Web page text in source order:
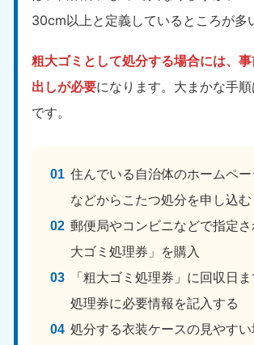
30cm以上と定義しているところが多
粗大ゴミとして処分する場合には、
出しが必要になります。大まかな手
です。
住んでいる自治体のホームペ
などからこたつ処分を申し込む
郵便局やコンビニなどで指定
大ゴミ処理券」を購入
「粗大ゴミ処理券」に回収日ま
処理券に必要情報を記入する
処分する衣装ケースの見やすい
9:00〜19:00 年中無休
大阪府
050-1881-5250
9:00〜19:00 年中無休
兵
050-1881-5249
9:00〜19:00 年中無休
050-
9:00〜
滋賀県
050-1881-5253
9:00〜19:00 年中無休
京
050-
9:00〜
和歌山県
050-1881-5248
9:00〜19:00 年中無休